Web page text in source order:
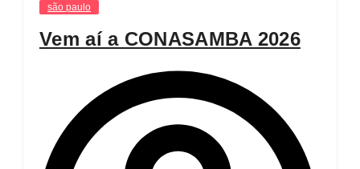
são paulo
Vem aí a CONASAMBA 2026